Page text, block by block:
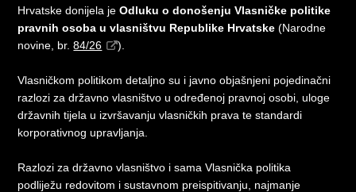
Hrvatske donijela jeOdluku o donošenju Vlasničke politike
pravnih osoba u vlasništvu Republike Hrvatske (Narodne
novine, br.84/26 ).
Vlasničkom politikom detaljno su i javno objašnjeni pojedinačni
razlozi za državno vlasništvo u određenoj pravnoj osobi, uloge
državnih tijela u izvršavanju vlasničkih prava te standardi
korporativnog upravljanja.
Razlozi za državno vlasništvo i sama Vlasnička politika
podliježu redovitom i sustavnom preispitivanju, najmanje